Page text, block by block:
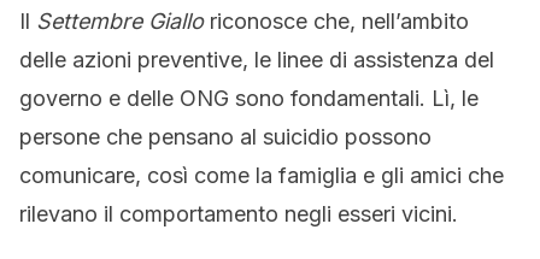
Il Settembre Gialloriconosce che, nell’ambito
delle azioni preventive, le linee di assistenza del
governo e delle ONG sono fondamentali. Lì, le
persone che pensano al suicidio possono
comunicare, così come la famiglia e gli amici che
rilevano il comportamento negli esseri vicini.